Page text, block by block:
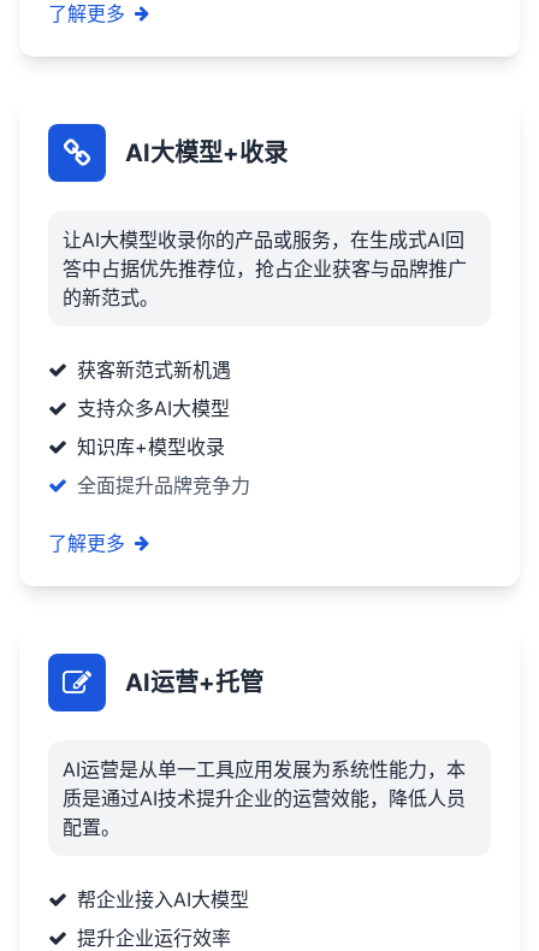
了解更多
AI大模型+收录
让AI大模型收录你的产品或服务，在生成式AI回
答中占据优先推荐位，抢占企业获客与品牌推广
的新范式。
获客新范式新机遇
支持众多AI大模型
知识库+模型收录
全面提升品牌竞争力
了解更多
AI运营+托管
AI运营是从单一工具应用发展为系统性能力，本
质是通过AI技术提升企业的运营效能，降低人员
配置。
帮企业接入AI大模型
提升企业运行效率